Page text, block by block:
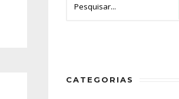
CATEGORIAS